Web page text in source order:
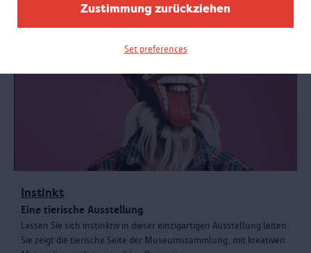
Zustimmung zurückziehen
Set preferences
Instinkt
Eine tierische Ausstellung
Lassen Sie sich instinktiv in dieser einzigartigen Ausstellung leiten.
Sie zeigt die tierische Seite der Museumssammlung, mit kreativen